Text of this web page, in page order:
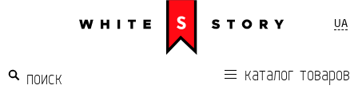
UA
каталог товаров